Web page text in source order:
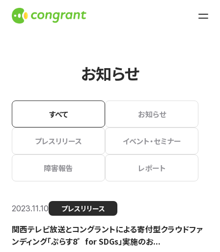
お知らせ
すべて お知らせ
プレスリリース イベント・セミナー
障害報告 レポート
2023.11.10 プレスリリース
関西テレビ放送とコングラントによる寄付型クラウドファ
ンディング「ぷらす8゛for SDGs」実施のお...